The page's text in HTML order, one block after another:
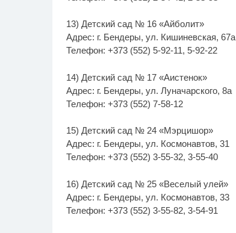
13) Детский сад № 16 «Айболит»
Адрес: г. Бендеры, ул. Кишиневская, 67а
Телефон: +373 (552) 5-92-11, 5-92-22
14) Детский сад № 17 «Аистенок»
Адрес: г. Бендеры, ул. Луначарского, 8а
Телефон: +373 (552) 7-58-12
15) Детский сад № 24 «Мэрцишор»
Адрес: г. Бендеры, ул. Космонавтов, 31
Телефон: +373 (552) 3-55-32, 3-55-40
16) Детский сад № 25 «Веселый улей»
Адрес: г. Бендеры, ул. Космонавтов, 33
Телефон: +373 (552) 3-55-82, 3-54-91